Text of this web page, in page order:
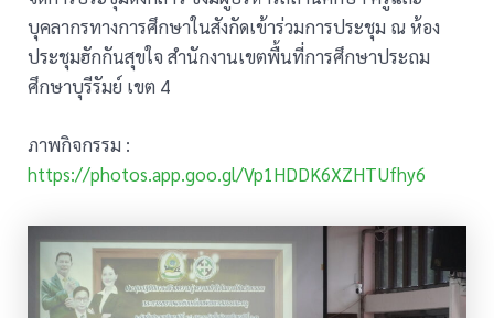
บุคลากรทางการศึกษาในสังกัดเข้าร่วมการประชุม ณ ห้อง
ประชุมฮักกันสุขใจ สำนักงานเขตพื้นที่การศึกษาประถม
ศึกษาบุรีรัมย์ เขต 4
ภาพกิจกรรม :
https://photos.app.goo.gl/Vp1HDDK6XZHTUfhy6